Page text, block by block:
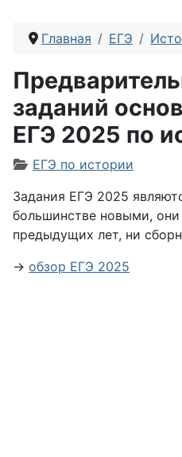
Главная ЕГЭ
заданий
ЕГЭ 2025 по
Информация о материале
ЕГЭ по истории
Задания ЕГЭ 2025
большинстве новыми,
предыдущих лет, ни
→ обзор ЕГЭ 2025